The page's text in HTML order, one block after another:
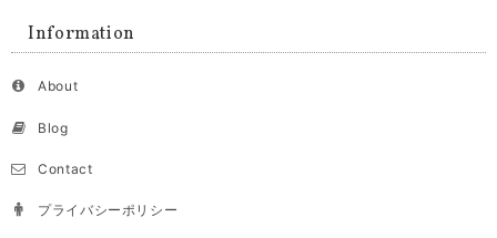
Information
About
Blog
Contact
プライバシーポリシー